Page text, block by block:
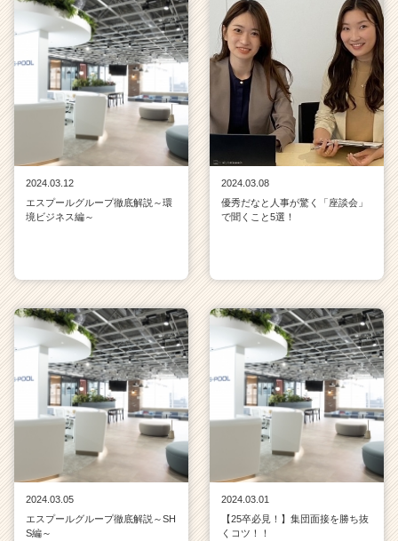
2024.03.12
エスプールグループ徹底解説～環
境ビジネス編～
2024.03.08
優秀だなと人事が驚く「座談会」
で聞くこと5選！
2024.03.05
エスプールグループ徹底解説～SH
S編～
2024.03.01
【25卒必見！】集団面接を勝ち抜
くコツ！！